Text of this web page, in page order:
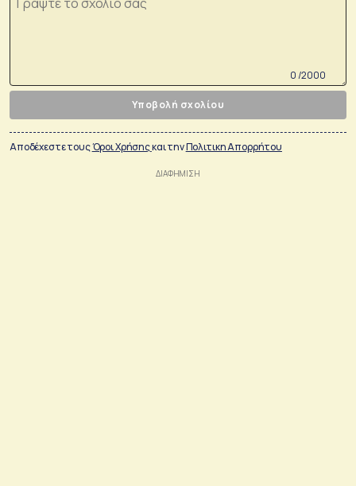
0 /2000
Υποβολή σχολίου
Αποδέχεστε τουςΌροι Χρήσηςκαι τηνΠολιτικη Απορρήτου